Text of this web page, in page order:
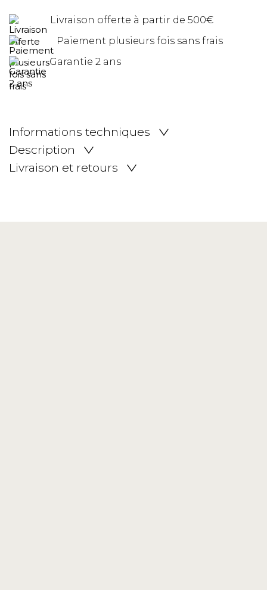
Livraison offerte à partir de 500€
Paiement plusieurs fois sans frais
Garantie 2 ans
Informations techniques
Description
Livraison et retours